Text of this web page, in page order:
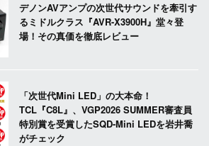
デノンAVアンプの次世代サウンドを牽引す
るミドルクラス『AVR-X3900H』堂々登
場！その真価を徹底レビュー
「次世代Mini LED」の大本命！
TCL『C8L』、VGP2026 SUMMER審査員
特別賞を受賞したSQD-Mini LEDを岩井喬
がチェック